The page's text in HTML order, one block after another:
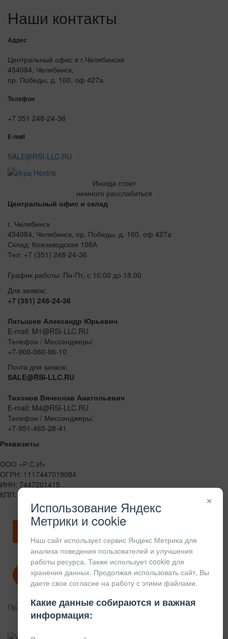
Наши контакты
Адрес
Центральный офис в г.Челябинске
454084, Челябинск,
пр. Победы, д. 160, оф 427а
Телефон
+7 351 248-24-36
E-mail
SALE@RSI-LLC.RU
Иногда стоит
немного расслабиться
Центральный офис и склад
г. Челябинск
454084, Челябинск, пр. Победы, д. 160, оф 427а
Склад: Кожзаводская 108А
Тел: +7 (351) 248-24-36
График работы: Пн-Пт, с 10.00 до 18.00
Для заявок:
+7 (351) 248-24-36
Латышев Александр Юрьевич
E-mail: M1@RSI-LLC.RU
Телефон / Мессенджеры:
+7-900-060-96-10
Почта для заявок:
SALE@RSI-LLC.RU
Тихонов Вячеслав Анатольевич
E-mail: M4@RSI-LLC.RU
Телефон / Мессенджеры:
+7-951-465-28-41
Реквизиты
ООО «Р.С.И»
ОГРН: 1117447019084
ИНН: 7447201415
КПП: 744701001
Скачать карточку предприятия
Политика конфиденциальности
Правила возврата
КОНСТРУКЦИОННЫЙ
×
Использование Яндекс
Метрики и cookie
Наш сайт использует сервис Яндекс Метрика для
анализа поведения пользователей и улучшения
работы ресурса. Также использует cookie для
хранения данных. Продолжая использовать сайт, Вы
даете свое согласие на работу с этими файлами.
Какие данные собираются и важная
информация: